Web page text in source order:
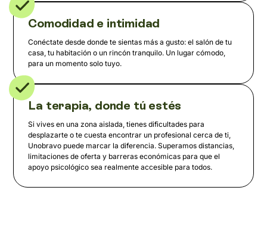
Comodidad e intimidad
Conéctate desde donde te sientas más a gusto: el salón de tu
casa, tu habitación o un rincón tranquilo. Un lugar cómodo,
para un momento solo tuyo.
La terapia, donde tú estés
Si vives en una zona aislada, tienes dificultades para
desplazarte o te cuesta encontrar un profesional cerca de ti,
Unobravo puede marcar la diferencia. Superamos distancias,
limitaciones de oferta y barreras económicas para que el
apoyo psicológico sea realmente accesible para todos.